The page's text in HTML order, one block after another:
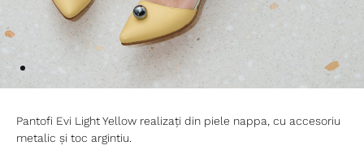
Pantofi Evi Light Yellow realizați din piele nappa, cu accesoriu
metalic și toc argintiu.